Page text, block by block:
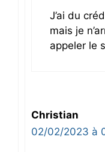
J’ai du
mais je
appeler le
Christian
02/02/2023 à